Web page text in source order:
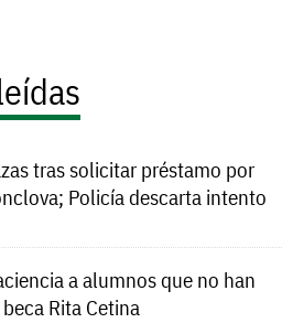
tras solicitar préstamo por
Policía descarta intento
a alumnos que no han
Rita Cetina